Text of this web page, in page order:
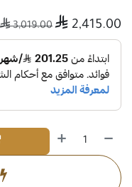
2,415.00
3,019.00
